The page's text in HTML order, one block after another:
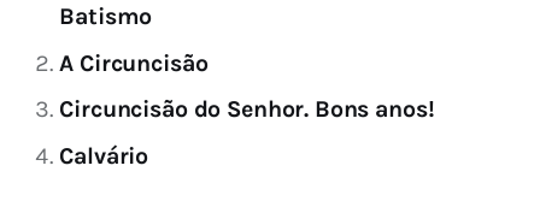
Batismo
A Circuncisão
Circuncisão do Senhor. Bons anos!
Calvário